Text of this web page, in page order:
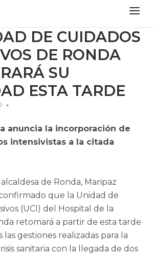
Menu
DE CUIDADOS
DE RONDA
SU
ESTA TARDE
anuncia la incorporación de
intensivistas a la citada
alcaldesa de Ronda, Maripaz
que la Unidad de
(UCI) del Hospital de la
retomará a partir de esta tarde
las gestiones realizadas para la
sanitaria con la llegada de dos